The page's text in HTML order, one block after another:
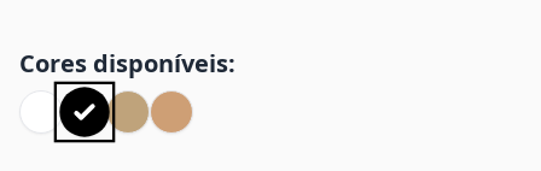
Cores disponíveis: